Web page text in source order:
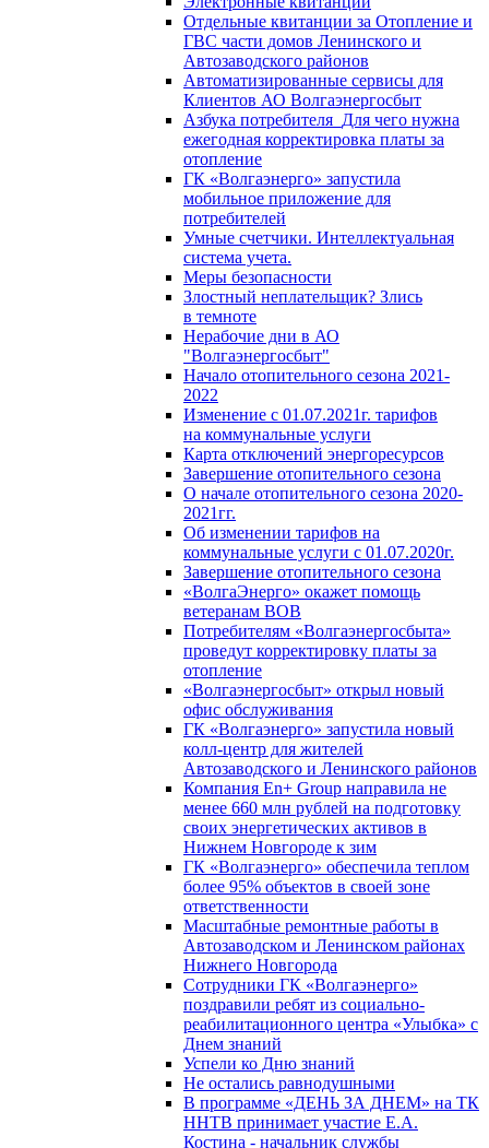
Отдельные квитанции за Отопление и
ГВС части домов Ленинского и
Автозаводского районов
Автоматизированные сервисы для
Клиентов АО Волгаэнергосбыт
Азбука потребителя_Для чего нужна
ежегодная корректировка платы за
отопление
ГК «Волгаэнерго» запустила
мобильное приложение для
потребителей
Умные счетчики. Интеллектуальная
система учета.
Меры безопасности
Злостный неплательщик? Злись
в темноте
Нерабочие дни в АО
"Волгаэнергосбыт"
Начало отопительного сезона 2021-
2022
Изменение с 01.07.2021г. тарифов
на коммунальные услуги
Карта отключений энергоресурсов
Завершение отопительного сезона
О начале отопительного сезона 2020-
2021гг.
Об изменении тарифов на
коммунальные услуги с 01.07.2020г.
Завершение отопительного сезона
«ВолгаЭнерго» окажет помощь
ветеранам ВОВ
Потребителям «Волгаэнергосбыта»
проведут корректировку платы за
отопление
«Волгаэнергосбыт» открыл новый
офис обслуживания
ГК «Волгаэнерго» запустила новый
колл-центр для жителей
Автозаводского и Ленинского районов
Компания En+ Group направила не
менее 660 млн рублей на подготовку
своих энергетических активов в
Нижнем Новгороде к зим
ГК «Волгаэнерго» обеспечила теплом
более 95% объектов в своей зоне
ответственности
Масштабные ремонтные работы в
Автозаводском и Ленинском районах
Нижнего Новгорода
Сотрудники ГК «Волгаэнерго»
поздравили ребят из социально-
реабилитационного центра «Улыбка» с
Днем знаний
Успели ко Дню знаний
Не остались равнодушными
В программе «ДЕНЬ ЗА ДНЕМ» на ТК
ННТВ принимает участие Е.А.
Костина - начальник службы